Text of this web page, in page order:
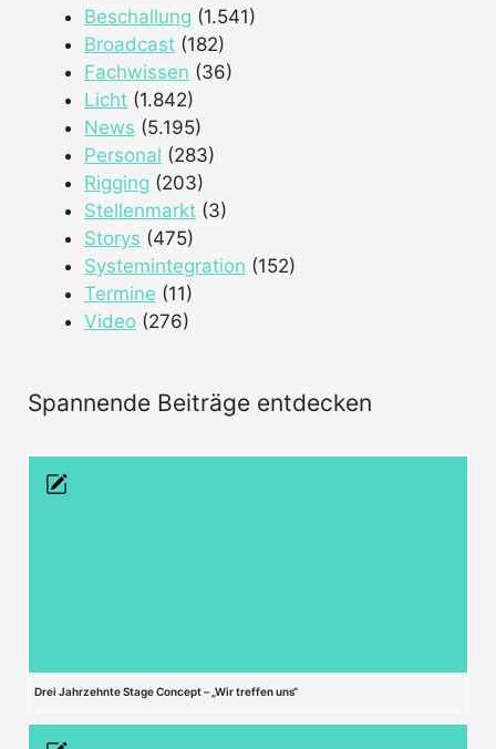
Beschallung (1.541)
Broadcast (182)
Fachwissen (36)
Licht (1.842)
News (5.195)
Personal (283)
Rigging (203)
Stellenmarkt (3)
Storys (475)
Systemintegration (152)
Termine (11)
Video (276)
Spannende Beiträge entdecken
Drei Jahrzehnte Stage Concept – „Wir treffen uns“